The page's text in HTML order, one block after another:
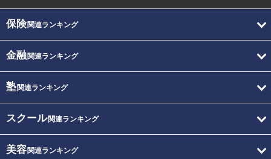
保険関連ランキング
金融関連ランキング
塾関連ランキング
スクール関連ランキング
美容関連ランキング